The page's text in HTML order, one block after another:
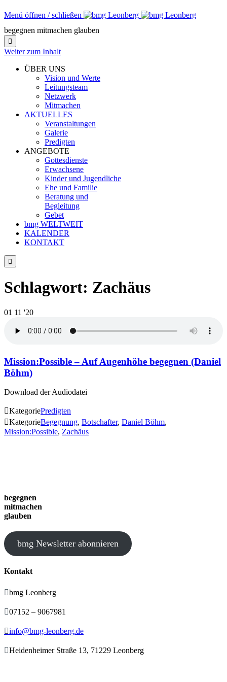
Menü öffnen / schließen
begegnen mitmachen glauben

Weiter zum Inhalt
ÜBER UNS
Vision und Werte
Leitungsteam
Netzwerk
Mitmachen
AKTUELLES
Veranstaltungen
Galerie
Predigten
ANGEBOTE
Gottesdienste
Erwachsene
Kinder und Jugendliche
Ehe und Familie
Beratung und
Begleitung
Gebet
bmg WELTWEIT
KALENDER
KONTAKT

Schlagwort: Zachäus
01 11 '20
Mission:Possible – Auf Augenhöhe begegnen (Daniel
Böhm)
Download der Audiodatei
KategoriePredigten
KategorieBegegnung, Botschafter, Daniel Böhm,
Mission:Possible, Zachäus
begegnen
mitmachen
glauben
bmg Newsletter abonnieren
Kontakt
bmg Leonberg
07152 – 9067981
info@bmg-leonberg.de
Heidenheimer Straße 13, 71229 Leonberg